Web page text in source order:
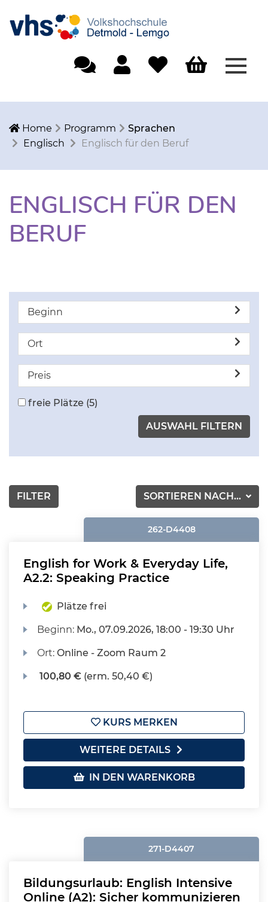
Home Programm
Sprachen
Englisch
Englisch für den Beruf
ENGLISCH FÜR DEN
BERUF
Beginn
Ort
Preis
freie Plätze (5)
SORTIEREN NACH...
FILTER
262-D4408
English for Work & Everyday Life,
A2.2: Speaking Practice
Plätze frei
Beginn: Mo., 07.09.2026, 18:00 - 19:30 Uhr
Ort:Online - Zoom Raum 2
100,80 € (erm. 50,40 €)
KURS MERKEN
WEITERE DETAILS
IN DEN WARENKORB
271-D4407
Bildungsurlaub: English Intensive
Online (A2): Sicher kommunizieren